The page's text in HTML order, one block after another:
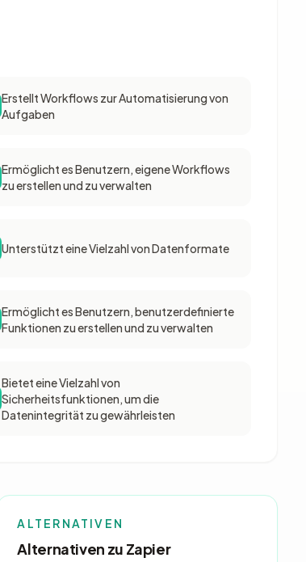
Erstellt Workflows zur Automatisierung von
Aufgaben
Ermöglicht es Benutzern, eigene Workflows
zu erstellen und zu verwalten
Unterstützt eine Vielzahl von Datenformate
Ermöglicht es Benutzern, benutzerdefinierte
Funktionen zu erstellen und zu verwalten
Bietet eine Vielzahl von
Sicherheitsfunktionen, um die
Datenintegrität zu gewährleisten
ALTERNATIVEN
Alternativen zu Zapier